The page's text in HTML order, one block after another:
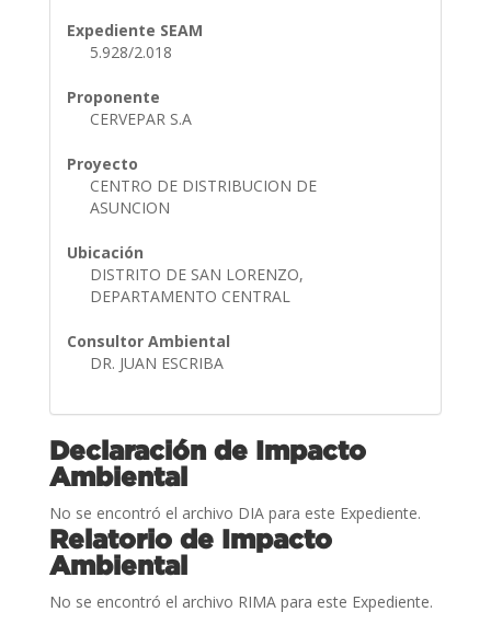
Expediente SEAM
5.928/2.018
Proponente
CERVEPAR S.A
Proyecto
CENTRO DE DISTRIBUCION DE
ASUNCION
Ubicación
DISTRITO DE SAN LORENZO,
DEPARTAMENTO CENTRAL
Consultor Ambiental
DR. JUAN ESCRIBA
Declaración de Impacto
Ambiental
No se encontró el archivo DIA para este Expediente.
Relatorio de Impacto
Ambiental
No se encontró el archivo RIMA para este Expediente.